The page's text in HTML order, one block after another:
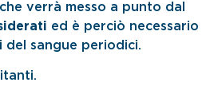
che verrà messo a punto dal
ed è perciò necessario
del sangue periodici.